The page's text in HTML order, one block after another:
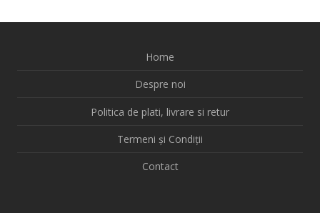
Home
Despre noi
Politica de plati, livrare si retur
Termeni și Condiții
Contact